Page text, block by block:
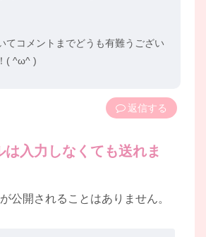
てコメントまでどうも有難うござい
( ^ω^ )
返信
は入力しなくても送れま
公開されることはありません。